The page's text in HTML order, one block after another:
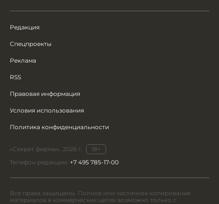
Редакция
Спецпроекты
Реклама
RSS
Правовая информация
Условия использования
Политика конфиденциальности
«Секрет фирмы», 2026 г.
18+
Телефон редакции: +7 495 785-17-00
Все права защищены. Полное или частичное копирование
материалов в коммерческих целях возможно только с